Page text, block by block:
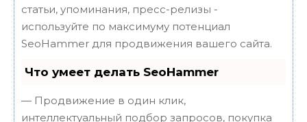
статьи, упоминания, пресс-релизы -
используйте по максимуму потенциал
SeoHammer для продвижения вашего сайта.
Что умеет делать SeoHammer
— Продвижение в один клик,
интеллектуальный подбор запросов, покупка